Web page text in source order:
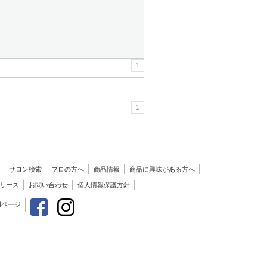
1
1
サロン検索 プロの方へ 商品情報 商品に興味がある方へ
ース お問い合わせ 個人情報保護方針
ージ